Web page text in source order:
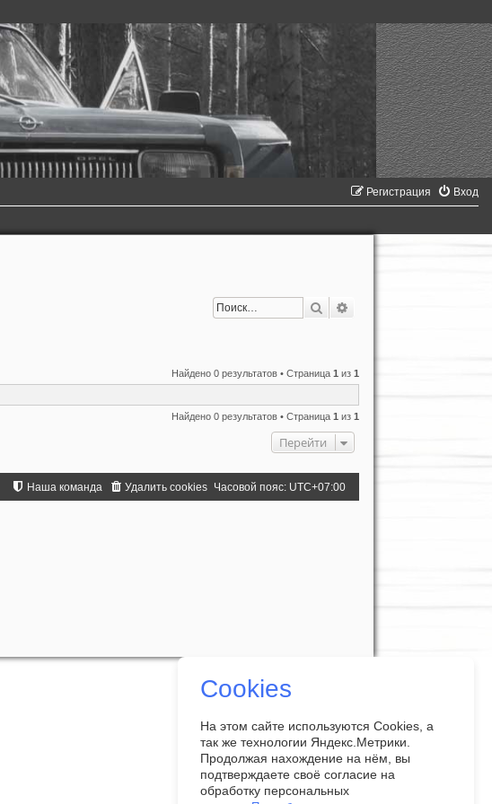
Вход
Регистрация
Поиск
Найдено 0 результатов • Страница1 из1
Найдено 0 результатов • Страница1 из1
Перейти
Часовой пояс: UTC+07:00
Удалить cookies
Наша команда
Cookies
На этом сайте используются Cookies, а
так же технологии Яндекс.Метрики.
Продолжая нахождение на нём, вы
подтверждаете своё согласие на
обработку персональных